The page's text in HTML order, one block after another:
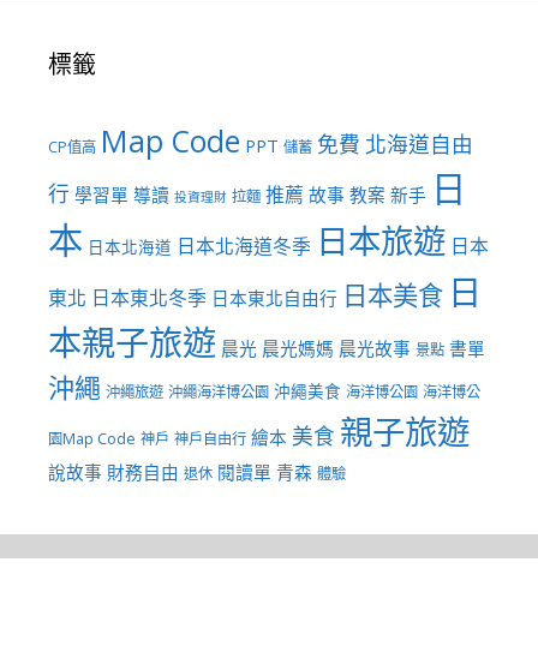
標籤
CP值高 Map Code PPT 儲蓄 免費 北海道自由
行 學習單 導讀 投資理財 拉麵 推薦 故事 教案 新手 日
本 日本北海道 日本北海道冬季 日本旅遊 日本
東北 日本東北冬季 日本東北自由行 日本美食 日
本親子旅遊 晨光 晨光媽媽 晨光故事 景點 書單
沖繩 沖繩旅遊 沖繩海洋博公園 沖繩美食 海洋博公園 海洋博公
園Map Code 神戶 神戶自由行 繪本 美食 親子旅遊
說故事 財務自由 退休 閱讀單 青森 體驗